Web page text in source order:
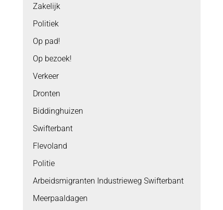
Zakelijk
Politiek
Op pad!
Op bezoek!
Verkeer
Dronten
Biddinghuizen
Swifterbant
Flevoland
Politie
Arbeidsmigranten Industrieweg Swifterbant
Meerpaaldagen